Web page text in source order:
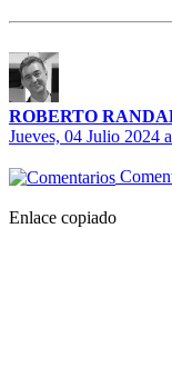
ROBERTO
Jueves, 04 Julio 2024
Enlace copiado